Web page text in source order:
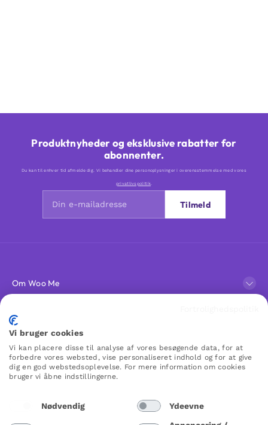
Produktnyheder og eksklusive rabatter for
abonnenter.
Du kan til enhver tid afmelde dig. Vi behandler dine personoplysninger i overensstemmelse med vores
privatlivspolitik.
Tilmeld
Om Woo Me
Kundeservice
Favoritter
WOO ME
Vi bruger cookies
Vi kan placere disse til analyse af vores besøgende data, for at
forbedre vores websted, vise personaliseret indhold og for at give
dig en god webstedsoplevelse. For mere information om cookies
bruger vi åbne indstillingerne.
Nødvendig Ydeevne